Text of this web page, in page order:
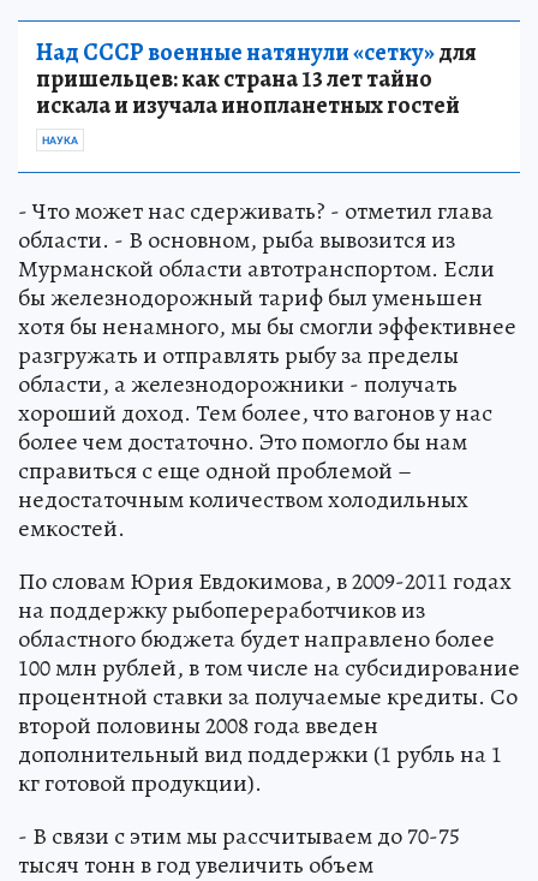
Над СССР военные натянули «сетку»для
пришельцев: как страна 13 лет тайно
искала и изучала инопланетных гостей
НАУКА
- Что может нас сдерживать? - отметил глава
области. - В основном, рыба вывозится из
Мурманской области автотранспортом. Если
бы железнодорожный тариф был уменьшен
хотя бы ненамного, мы бы смогли эффективнее
разгружать и отправлять рыбу за пределы
области, а железнодорожники - получать
хороший доход. Тем более, что вагонов у нас
более чем достаточно. Это помогло бы нам
справиться с еще одной проблемой –
недостаточным количеством холодильных
емкостей.
По словам Юрия Евдокимова, в 2009-2011 годах
на поддержку рыбопереработчиков из
областного бюджета будет направлено более
100 млн рублей, в том числе на субсидирование
процентной ставки за получаемые кредиты. Со
второй половины 2008 года введен
дополнительный вид поддержки (1 рубль на 1
кг готовой продукции).
- В связи с этим мы рассчитываем до 70-75
тысяч тонн в год увеличить объем